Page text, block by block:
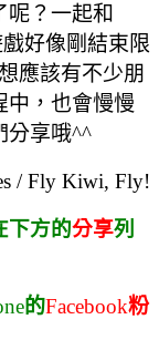
呢？一起和
好像剛結束限
應該有不少朋
中，也會慢慢
分享哦^^
/ Fly Kiwi, Fly!
下方的分享列
的Facebook粉